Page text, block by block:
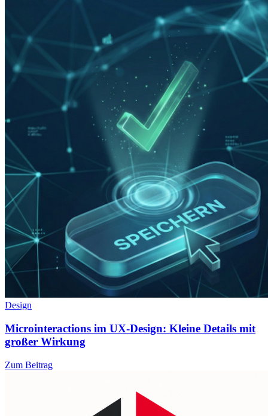
Design
Microinteractions im UX-Design: Kleine Details mit
großer Wirkung
Zum Beitrag